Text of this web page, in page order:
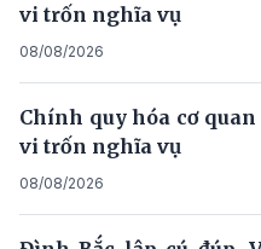
vi trốn nghĩa vụ
08/08/2026
Chính quy hóa cơ
vi trốn nghĩa vụ
08/08/2026